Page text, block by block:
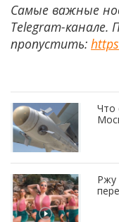
Самые важные
Telegram-
пропустить:
Что
Ржу